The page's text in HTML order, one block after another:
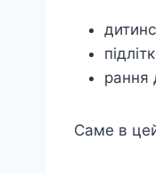
рання
Саме в